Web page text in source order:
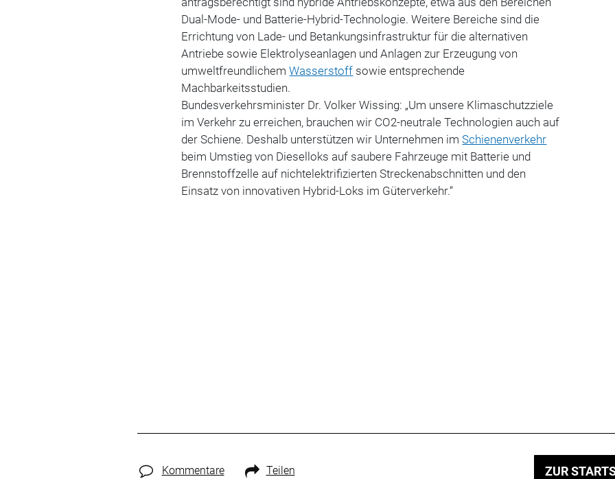
Dual-Mode- und Batterie-Hybrid-Technologie. Weitere Bereiche sind die
Errichtung von Lade- und Betankungsinfrastruktur für die alternativen
Antriebe sowie Elektrolyseanlagen und Anlagen zur Erzeugung von
umweltfreundlichemWasserstoff sowie entsprechende
Machbarkeitsstudien.
Bundesverkehrsminister Dr. Volker Wissing: „Um unsere Klimaschutzziele
im Verkehr zu erreichen, brauchen wir CO2-neutrale Technologien auch auf
der Schiene. Deshalb unterstützen wir Unternehmen imSchienenverkehr
beim Umstieg von Dieselloks auf saubere Fahrzeuge mit Batterie und
Brennstoffzelle auf nichtelektrifizierten Streckenabschnitten und den
Einsatz von innovativen Hybrid-Loks im Güterverkehr.“
Kommentare Teilen ZUR